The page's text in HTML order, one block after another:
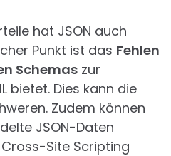
hat JSON auch
Punkt ist das Fehlen
Schemas zur
bietet. Dies kann die
Zudem können
JSON-Daten
Site Scripting